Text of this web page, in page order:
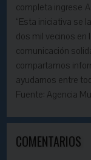
completa ingrese
“Esta iniciativa se
dos mil vecinos en
comunicación
compartamos
ayudarnos entre
Fuente: Agencia
COMENTARIOS